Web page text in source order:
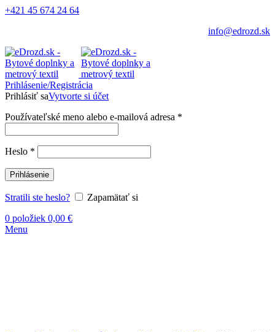
+421 45 674 24 64
info@edrozd.sk
Prihlásenie/Registrácia
Prihlásiť saVytvorte si účet
Používateľské meno alebo e-mailová adresa *
Heslo *
Prihlásenie
Stratili ste heslo?
Zapamätať si
0 položiek 0,00 €
Menu